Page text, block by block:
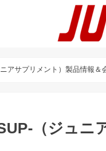
アサプリメント）製品情報＆
（ジュニ